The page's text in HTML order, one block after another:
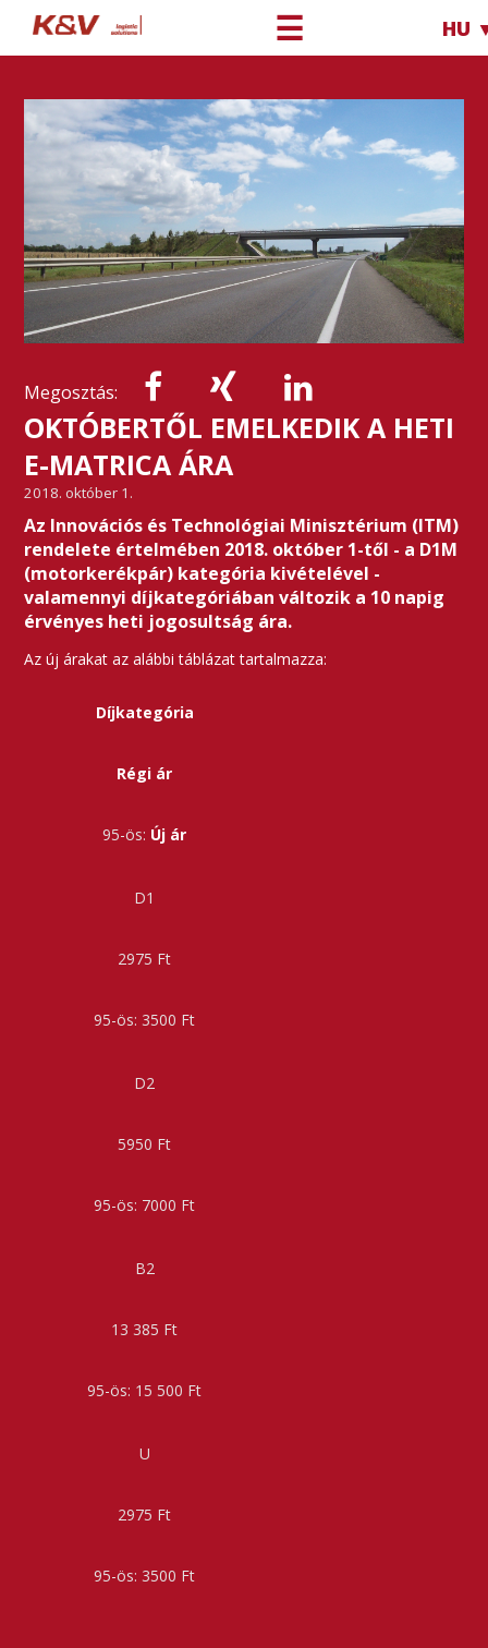
☰ HU
Megosztás:
OKTÓBERTŐL EMELKEDIK A HETI
E-MATRICA ÁRA
2018. október 1.
Az Innovációs és Technológiai Minisztérium (ITM)
rendelete értelmében 2018. október 1-től - a D1M
(motorkerékpár) kategória kivételével -
valamennyi díjkategóriában változik a 10 napig
érvényes heti jogosultság ára.
Az új árakat az alábbi táblázat tartalmazza:
Díjkategória
Régi ár
Új ár
D1
2975 Ft
3500 Ft
D2
5950 Ft
7000 Ft
B2
13 385 Ft
15 500 Ft
U
2975 Ft
3500 Ft